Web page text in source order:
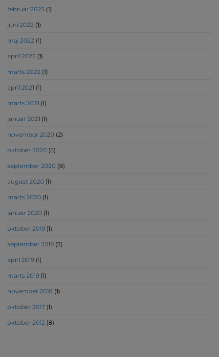
februar 2023 (1)
juni 2022 (1)
maj 2022 (1)
april 2022 (1)
marts 2022 (1)
april 2021 (1)
marts 2021 (1)
januar 2021 (1)
november 2020 (2)
oktober 2020 (5)
september 2020 (8)
august 2020 (1)
marts 2020 (1)
januar 2020 (1)
oktober 2019 (1)
september 2019 (3)
april 2019 (1)
marts 2019 (1)
november 2018 (1)
oktober 2017 (1)
oktober 2012 (8)